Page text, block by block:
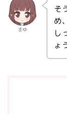
まゆ
そ
め
し
ょ